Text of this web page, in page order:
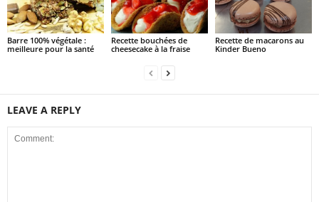
Barre 100% végétale :
meilleure pour la santé
Recette bouchées de
cheesecake à la fraise
Recette de macarons au
Kinder Bueno
LEAVE A REPLY